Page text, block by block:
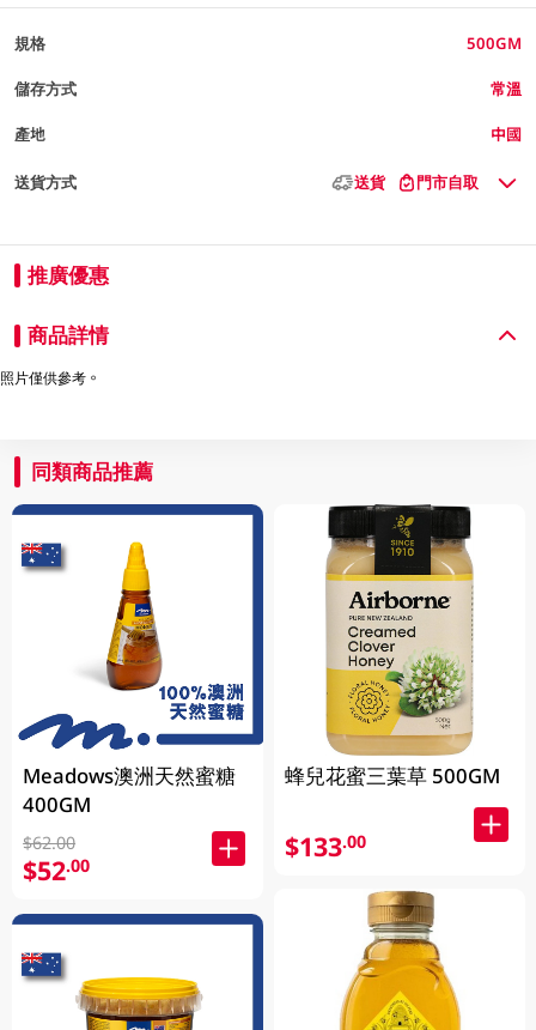
規格 500GM
儲存方式 常溫
產地 中國
送貨方式 送貨 門市自取
推廣優惠
商品詳情
照片僅供參考。
同類商品推薦
Meadows澳洲天然蜜糖
400GM
$62.00
$52.00
蜂兒花蜜三葉草 500GM
$133.00